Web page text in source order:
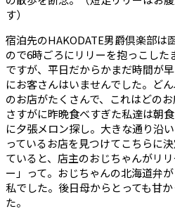
す）
宿泊先のHAKODATE男爵倶楽部は
ので6時ごろにリリーを抱っこした
ですが、平日だからかまだ時間が
にお客さんはいませんでした。ど
のお店がたくさんで、これはどの
さすがに昨晩食べすぎた私達は朝
に夕張メロン探し。大きな通り沿
っているお店を見つけてこちらに
ていると、店主のおじちゃんがリ
ー」って。おじちゃんの北海道弁
私でした。後日母からとっても甘
た。